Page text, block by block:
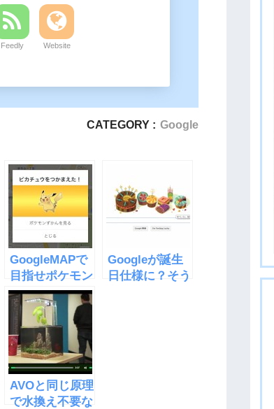
Feedly Website
CATEGORY : Google
GoogleMAPで
目指せポケモン
マスター・エイ
プリルフール
Googleが誕生
日仕様に？そう
AVOと同じ原理
で水換え不要な